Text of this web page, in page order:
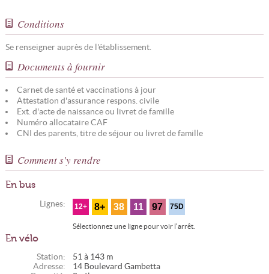
Conditions
Se renseigner auprès de l'établissement.
Documents à fournir
Carnet de santé et vaccinations à jour
Attestation d'assurance respons. civile
Ext. d'acte de naissance ou livret de famille
Numéro allocataire CAF
CNI des parents, titre de séjour ou livret de famille
Comment s'y rendre
En bus
Lignes: 12+ 8+ 38 11 97 75D
Sélectionnez une ligne pour voir l'arrêt.
En vélo
Station:
51 à 143 m
Adresse:
14 Boulevard Gambetta